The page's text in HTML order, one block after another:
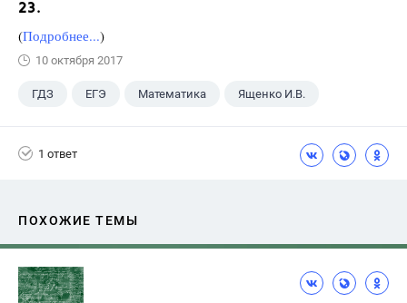
23.
(Подробнее...)
10 октября 2017
ГДЗ ЕГЭ Математика Ященко И.В.
1 ответ
ПОХОЖИЕ ТЕМЫ